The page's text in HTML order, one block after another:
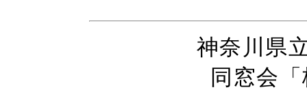
神奈川
同窓会